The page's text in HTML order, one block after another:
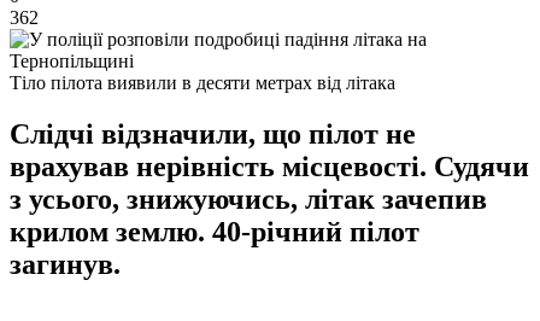
362
Тіло пілота виявили в десяти метрах від літака
Слідчі відзначили, що пілот не
врахував нерівність місцевості. Судячи
з усього, знижуючись, літак зачепив
крилом землю. 40-річний пілот
загинув.